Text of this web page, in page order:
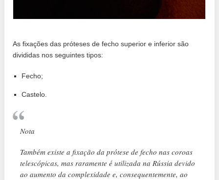
As fixações das próteses de fecho superior e inferior são
divididas nos seguintes tipos:
Fecho;
Castelo.
Nota
Também existe a fixação da prótese de fecho nas coroas
telescópicas, mas raramente é utilizada na Rússia devido
ao aumento da complexidade e, consequentemente, ao